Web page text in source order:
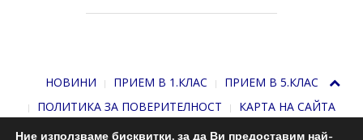
НОВИНИ ПРИЕМ В 1.КЛАС
ПРИЕМ В 5.КЛАС
ПОЛИТИКА ЗА ПОВЕРИТЕЛНОСТ
КАРТА НА САЙТА
Ние използваме бисквитки, за да Ви предоставим най-